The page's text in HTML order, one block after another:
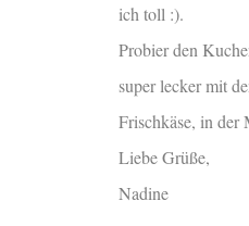
ich toll :).
Probier den
super lecker mit
Frischkäse, in der
Liebe Grüße,
Nadine